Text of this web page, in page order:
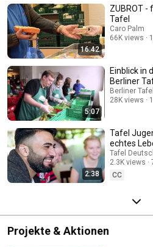
oder Tafel Deutschland hergestellt
Überblick in den Tafel-Alltag und sprechen
Spaß beim Stöbern!
16:42
ZUBROT -
Tafel
Caro Palm
66K views
5:07
Einblick in
Berliner
Berliner Tafel
28K views
2:38
Tafel
echtes
Tafel
2.3K views
CC
Projekte & Aktionen